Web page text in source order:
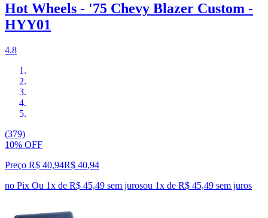
Hot Wheels - '75 Chevy Blazer Custom -
HYY01
4.8
(379)
10% OFF
Preço R$ 40,94R$ 40,94
no Pix Ou 1x de R$ 45,49 sem jurosou 1x de R$ 45,49 sem juros